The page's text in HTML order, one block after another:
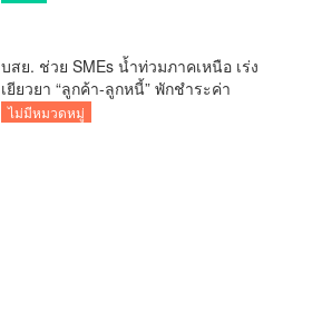
บสย. ช่วย SMEs น้ำท่วมภาคเหนือ เร่ง
เยียวยา “ลูกค้า-ลูกหนี้” พักชำระค่า
ธรรมเนียม-ค่างวด
ไม่มีหมวดหมู่